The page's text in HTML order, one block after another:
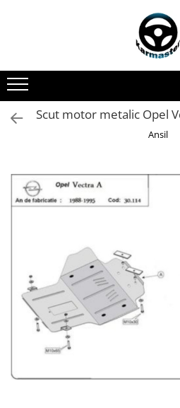
Accesorii carlige de remorcare
Accesorii cutii portbagaj
Accesorii remorci
Cuple remorci
Saboti frana remorci
Carlige Alpine
Carlige Audi
Carlige Bmw
Carlige BYD
Carlige Cadillac
Scut motor metalic Opel
Ansil